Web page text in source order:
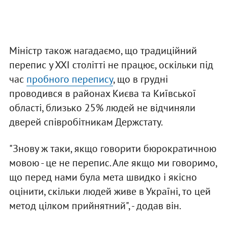
Міністр також нагадаємо, що традиційний
перепис у ХХІ столітті не працює, оскільки під
час пробного перепису, що в грудні
проводився в районах Києва та Київської
області, близько 25% людей не відчиняли
дверей співробітникам Держстату.
"Знову ж таки, якщо говорити бюрократичною
мовою - це не перепис. Але якщо ми говоримо,
що перед нами була мета швидко і якісно
оцінити, скільки людей живе в Україні, то цей
метод цілком прийнятний", - додав він.